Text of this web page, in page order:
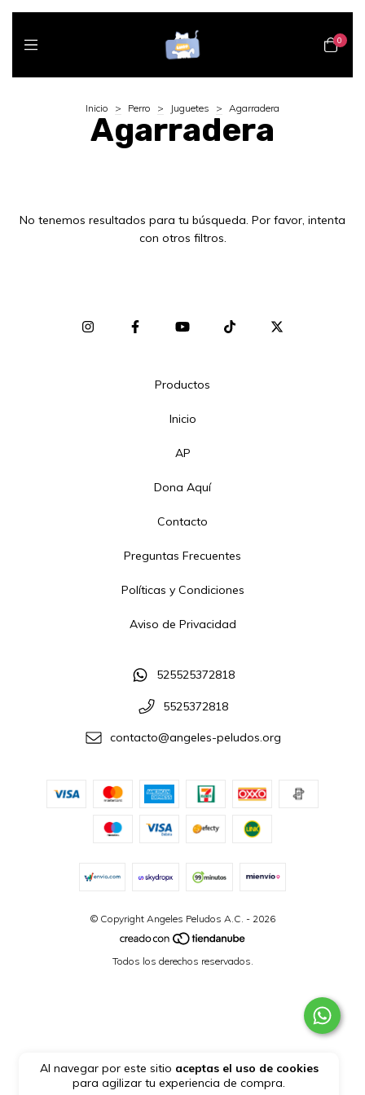
0
Al navegar por este sitio aceptas el uso de cookies
para agilizar tu experiencia de compra.
Inicio > Perro > Juguetes > Agarradera
Agarradera
No tenemos resultados para tu búsqueda. Por favor, intenta
con otros filtros.
Productos
Inicio
AP
Dona Aquí
Contacto
Preguntas Frecuentes
Políticas y Condiciones
Aviso de Privacidad
525525372818
5525372818
contacto@angeles-peludos.org
© Copyright Angeles Peludos A.C. - 2026
Todos los derechos reservados.